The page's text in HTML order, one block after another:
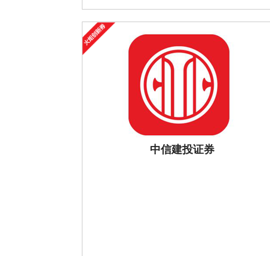
中信建投证券